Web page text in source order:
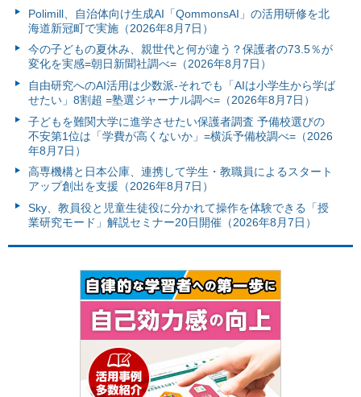
Polimill、自治体向け生成AI「QommonsAI」の活用研修を北
海道新冠町で実施（2026年8月7日）
今の子どもの夏休み、親世代と何が違う？保護者の73.5％が
変化を実感=朝日新聞社調べ=（2026年8月7日）
自由研究へのAI活用は少数派-それでも「AIは小学生から学ば
せたい」8割超 =塾選ジャーナル調べ=（2026年8月7日）
子どもを難関大学に進学させたい保護者調査 予備校選びの
不安第1位は「学費が高くないか」=横浜予備校調べ=（2026
年8月7日）
高専機構と日本公庫、連携して学生・教職員によるスタート
アップ創出を支援（2026年8月7日）
Sky、教員役と児童生徒役に分かれて操作を体験できる「授
業研究モード」解説セミナー20日開催（2026年8月7日）